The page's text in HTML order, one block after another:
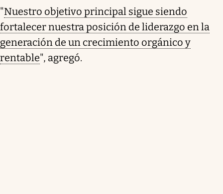
"Nuestro objetivo principal sigue siendo
fortalecer nuestra posición de liderazgo en la
generación de un crecimiento orgánico y
rentable", agregó.